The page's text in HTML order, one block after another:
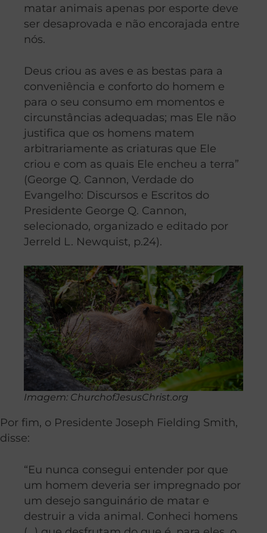
matar animais apenas por esporte deve
ser desaprovada e não encorajada entre
nós.
Deus criou as aves e as bestas para a
conveniência e conforto do homem e
para o seu consumo em momentos e
circunstâncias adequadas; mas Ele não
justifica que os homens matem
arbitrariamente as criaturas que Ele
criou e com as quais Ele encheu a terra”
(George Q. Cannon, Verdade do
Evangelho: Discursos e Escritos do
Presidente George Q. Cannon,
selecionado, organizado e editado por
Jerreld L. Newquist, p.24).
Imagem: ChurchofJesusChrist.org
Por fim, o Presidente Joseph Fielding Smith,
disse:
“Eu nunca consegui entender por que
um homem deveria ser impregnado por
um desejo sanguinário de matar e
destruir a vida animal. Conheci homens